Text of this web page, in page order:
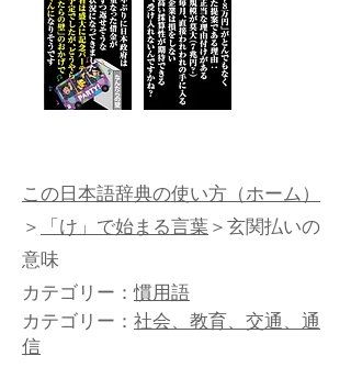
この日本語辞典の使い方（ホーム）
＞「け」で始まる言葉＞玄関払いの
意味
カテゴリー：慣用語
カテゴリー： 社会、教育、交通、通
信